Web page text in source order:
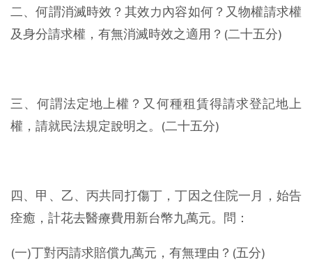
二、何謂消滅時效？其效力內容如何？又物權請求權
及身分請求權，有無消滅時效之適用？(二十五分)
三、何謂法定地上權？又何種租賃得請求登記地上
權，請就民法規定說明之。(二十五分)
四、甲、乙、丙共同打傷丁，丁因之住院一月，始告
痊癒，計花去醫療費用新台幣九萬元。問：
(一)丁對丙請求賠償九萬元，有無理由？(五分)